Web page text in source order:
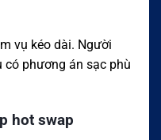
vụ kéo dài. Người
có phương án sạc phù
hot swap